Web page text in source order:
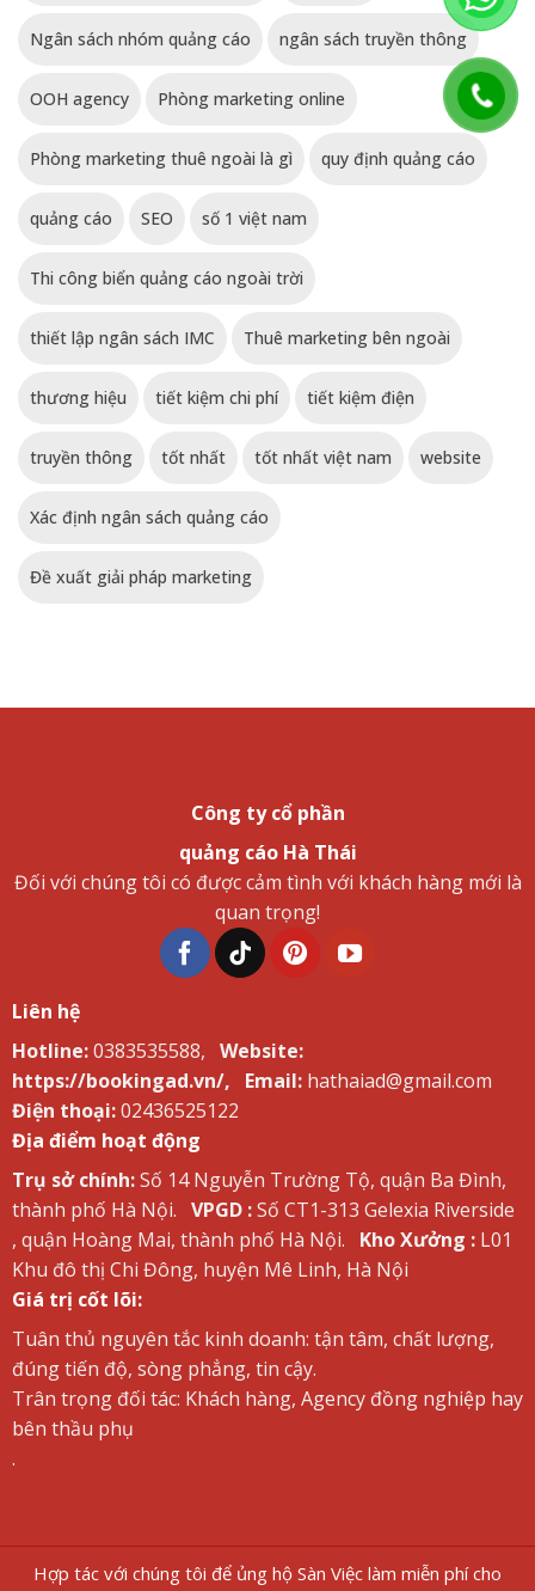
Ngân sách nhóm quảng cáo ngân sách truyền thông
OOH agency Phòng marketing online
Phòng marketing thuê ngoài là gì quy định quảng cáo
quảng cáo SEO số 1 việt nam
Thi công biển quảng cáo ngoài trời
thiết lập ngân sách IMC Thuê marketing bên ngoài
thương hiệu tiết kiệm chi phí tiết kiệm điện
truyền thông tốt nhất tốt nhất việt nam website
Xác định ngân sách quảng cáo
Đề xuất giải pháp marketing
Công ty cổ phần
quảng cáo Hà Thái
Đối với chúng tôi có được cảm tình với khách hàng mới là
quan trọng!
Liên hệ
Hotline:0383535588, Website:
https://bookingad.vn/,
Email: hathaiad@gmail.com
Điện thoại:02436525122
Địa điểm hoạt động
Trụ sở chính:Số 14 Nguyễn Trường Tộ, quận Ba Đình,
thành phố Hà Nội. VPGD :Số CT1-313 Gelexia Riverside
, quận Hoàng Mai, thành phố Hà Nội.
Kho Xưởng :L01
Khu đô thị Chi Đông, huyện Mê Linh, Hà Nội
Giá trị cốt lõi:
Tuân thủ nguyên tắc kinh doanh: tận tâm, chất lượng,
đúng tiến độ, sòng phẳng, tin cậy.
Trân trọng đối tác: Khách hàng, Agency đồng nghiệp hay
bên thầu phụ
.
Hợp tác với chúng tôi để ủng hộ Sàn Việc làm miễn phí cho